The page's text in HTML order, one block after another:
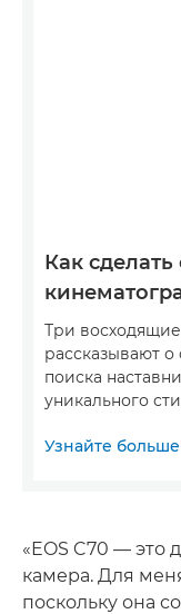
Как
Три
рассказывают
поиска
уникального
Узнайте больше
«EOS C70 — это
камера. Для
поскольку она